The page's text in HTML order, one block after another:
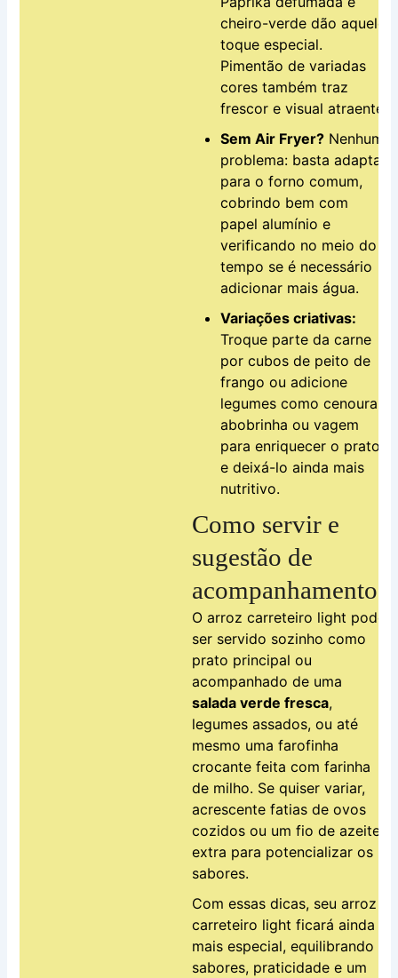
cheiro-verde dão aquele
toque especial.
Pimentão de variadas
cores também traz
frescor e visual atraente.
Sem Air Fryer? Nenhum
problema: basta adaptar
para o forno comum,
cobrindo bem com
papel alumínio e
verificando no meio do
tempo se é necessário
adicionar mais água.
Variações criativas:
Troque parte da carne
por cubos de peito de
frango ou adicione
legumes como cenoura,
abobrinha ou vagem
para enriquecer o prato
e deixá-lo ainda mais
nutritivo.
Como servir e
sugestão de
acompanhamentos
O arroz carreteiro light pode
ser servido sozinho como
prato principal ou
acompanhado de uma
salada verde fresca,
legumes assados, ou até
mesmo uma farofinha
crocante feita com farinha
de milho. Se quiser variar,
acrescente fatias de ovos
cozidos ou um fio de azeite
extra para potencializar os
sabores.
Com essas dicas, seu arroz
carreteiro light ficará ainda
mais especial, equilibrando
sabores, praticidade e um